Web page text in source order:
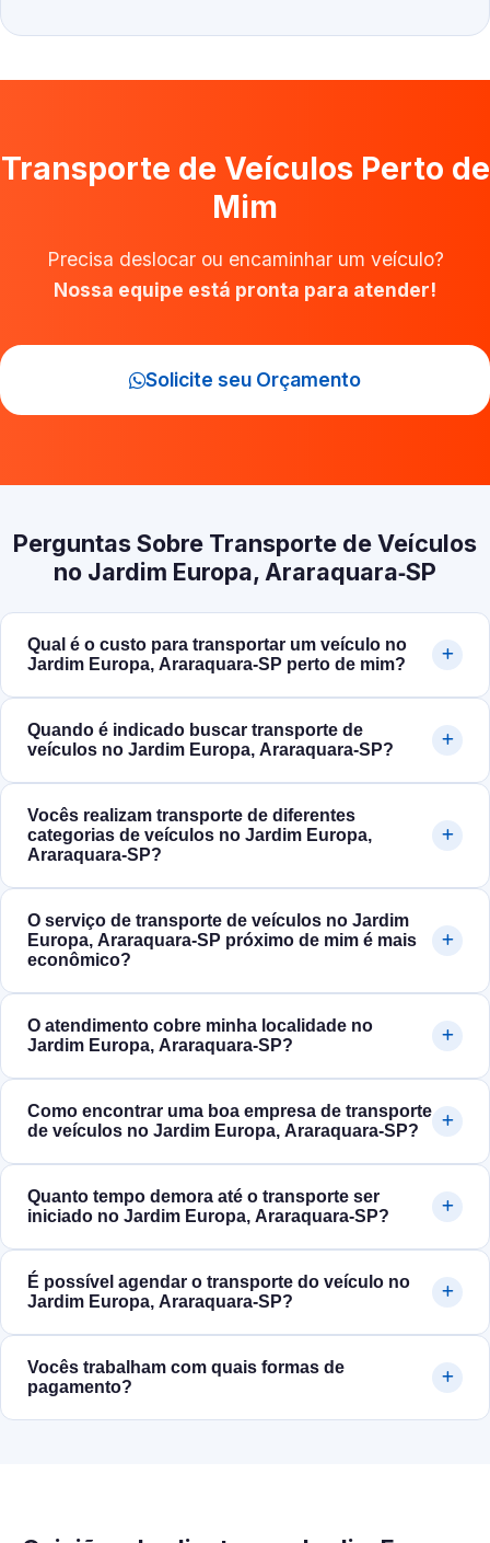
Transporte de Veículos Perto de
Mim
Precisa deslocar ou encaminhar um veículo?
Nossa equipe está pronta para atender!
Solicite seu Orçamento
Perguntas Sobre Transporte de Veículos
no Jardim Europa, Araraquara‑SP
Qual é o custo para transportar um veículo no
Jardim Europa, Araraquara‑SP perto de mim?
Quando é indicado buscar transporte de
veículos no Jardim Europa, Araraquara‑SP?
Vocês realizam transporte de diferentes
categorias de veículos no Jardim Europa,
Araraquara‑SP?
O serviço de transporte de veículos no Jardim
Europa, Araraquara‑SP próximo de mim é mais
econômico?
O atendimento cobre minha localidade no
Jardim Europa, Araraquara‑SP?
Como encontrar uma boa empresa de transporte
de veículos no Jardim Europa, Araraquara‑SP?
Quanto tempo demora até o transporte ser
iniciado no Jardim Europa, Araraquara‑SP?
É possível agendar o transporte do veículo no
Jardim Europa, Araraquara‑SP?
Vocês trabalham com quais formas de
pagamento?